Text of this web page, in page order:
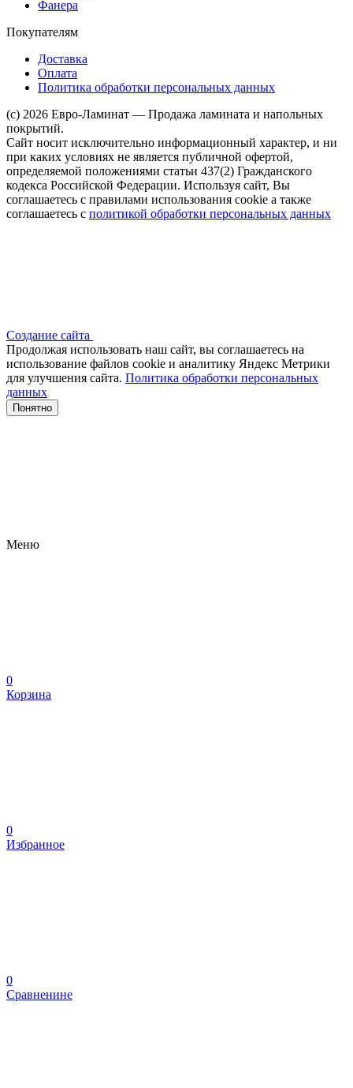
Фанера
Покупателям
Доставка
Оплата
Политика обработки персональных данных
(c) 2026 Евро-Ламинат — Продажа ламината и напольных
покрытий.
Сайт носит исключительно информационный характер, и ни
при каких условиях не является публичной офертой,
определяемой положениями статьи 437(2) Гражданского
кодекса Российской Федерации. Используя сайт, Вы
соглашаетесь с правилами использования cookie а также
соглашаетесь с политикой обработки персональных данных
Создание сайта
Продолжая использовать наш сайт, вы соглашаетесь на
использование файлов сооkіе и аналитику Яндекс Метрики
для улучшения сайта. Политика обработки персональных
данных
Понятно
Меню
0
Корзина
0
Избранное
0
Сравненине